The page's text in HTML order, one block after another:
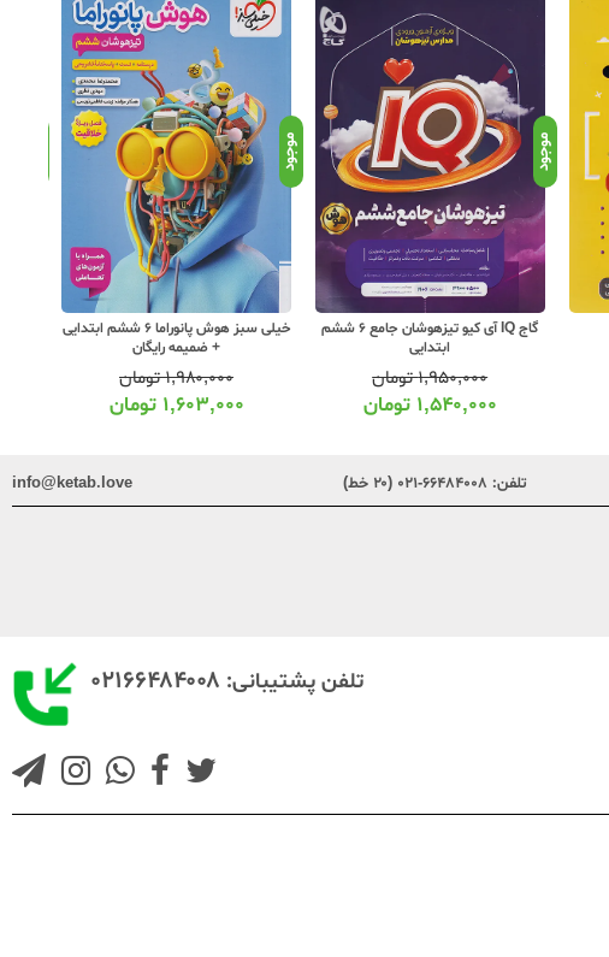
موجود
گاج IQ آی کیو تیزهوشان جامع 6 ششم
ابتدایی
۱,۹۵۰,۰۰۰تومان
۱,۵۴۰,۰۰۰ تومان
موجود
خیلی سبز هوش پانوراما 6 ششم ابتدایی
+ ضمیمه رایگان
۱,۹۸۰,۰۰۰تومان
۱,۶۰۳,۰۰۰ تومان
تلفن: ۶۶۴۸۴۰۰۸-۰۲۱ (۲۰ خط) info@ketab.love
تلفن پشتیبانی: ۰۲۱۶۶۴۸۴۰۰۸